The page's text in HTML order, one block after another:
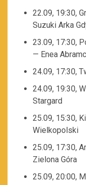
22.09, 19:30,
Suzuki Arka
23.09, 17:30,
— Enea
24.09, 17:30,
24.09, 19:30,
Stargard
25.09, 15:30,
Wielkopolski
25.09, 17:30,
Zielona Góra
25.09, 20:00,